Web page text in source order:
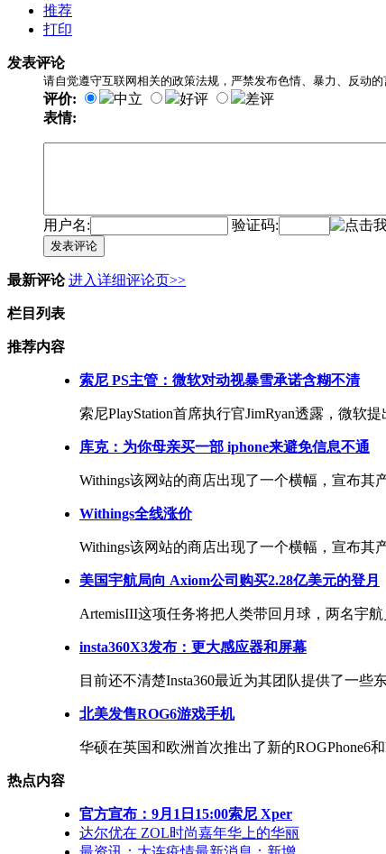
推荐
打印
发表评论
请自觉遵守互联网相关的政策法规，严禁发布色情、暴力、反动的
评价: 中立 好评
差评
表情:
用户名: 验证码:
发表评论
最新评论 进入详细评论页>>
栏目列表
推荐内容
索尼 PS主管：微软对动视暴雪承诺含糊不清
索尼PlayStation首席执行官JimRyan透露，微软
库克：为你母亲买一部 iphone来避免信息不通
Withings该网站的商店出现了一个横幅，宣布其
Withings全线涨价
Withings该网站的商店出现了一个横幅，宣布其
美国宇航局向 Axiom公司购买2.28亿美元的登月
ArtemisIII这项任务将把人类带回月球，两名宇
insta360X3发布：更大感应器和屏幕
目前还不清楚Insta360最近为其团队提供了一
北美发售ROG6游戏手机
华硕在英国和欧洲首次推出了新的ROGPhone6
热点内容
官方宣布：9月1日15:00索尼 Xper
达尔优在 ZOL时尚嘉年华上的华丽